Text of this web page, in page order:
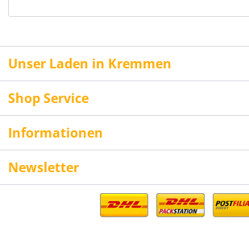
Unser Laden in Kremmen
Shop Service
Informationen
Newsletter